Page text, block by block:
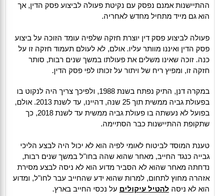
ההתיישנות אמנם נפסק עם נקיטת פעולה לביצוע פסק הדין, אך
הוא גם מייד מתחיל מחדש לאחריה.
פעולה לביצוע פסק דין יוצרת חזקה שלפיה עומד הזוכה על ביצוע
פסק הדין ואיננו מוותר עליו. אולם, לא לעולם תעמוד חזקה זו על
כנה. זוכה שאינו משלים את פעולתו במשך שנים רבות, סותר
חזקה זו, ומפיץ ריח של ויתור על זכותו לפי פסק הדין.
במקרה דנן, התיק נפתח בשנת 1988, ולפיכך צריך היה לנקוט בו
בפעולת גביה ממשית תוך 25 שנה, דהיינו, עד לשנת 2013. אולם,
בפועל לא נעשתה בו פעולת גביה ממשית עד לשנת 2018, כך
שתקופת ההתיישנות כבר הסתיימה.
טענת המוסד לביטוח לאומי לפיה הוא לא יכול היה לבצע הליכי
גבייה כנגד החייב, מאחר שהוא שהה בחו"ל במשך שנים רבות,
נדחתה מאחר שהוא לא הסביר מדוע הוא לא ניסה לבצע מסירת
אזהרה מחוץ לתחום, למרות שהוא ידע שהחייב עבר לחו"ל, ומדוע
הוא לא ניסה להטיל עיקולים על נכסי החייב בארץ.